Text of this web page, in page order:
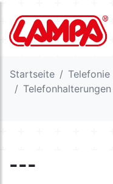
Startseite Telefonie
Telefonhalterungen
---